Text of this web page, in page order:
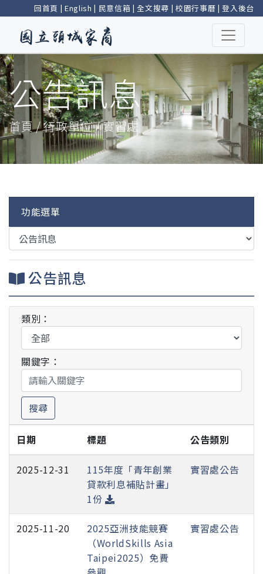
回首頁 | English | 民意信箱 |全文搜尋 | 校園行事曆 |登入後台
公告訊息
首頁 / 行政單位 / 實習處
功能選單
公告訊息
類別：
關鍵字：
搜尋
日期 標題 公告類別
2025-12-31
115年度「青年創業
貸款利息補貼計畫」
1份
實習處公告
2025-11-20
2025亞洲技能競賽
（WorldSkills Asia
Taipei2025）免費
實習處公告